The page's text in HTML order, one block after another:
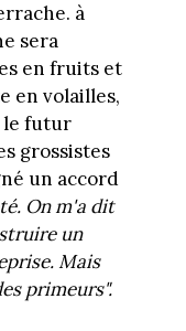
à
sera
en fruits et
en volailles,
le futur
grossistes
un accord
On m'a dit
un
Mais
primeurs".